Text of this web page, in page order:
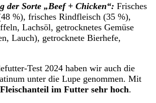
der Sorte „Beef + Chicken“: Frisches
%), frisches Rindfleisch (35 %),
Lachsöl, getrocknetes Gemüse
Lauch), getrocknete Bierhefe,
Test 2024 haben wir auch die
unter die Lupe genommen. Mit
Fleischanteil im Futter sehr hoch.